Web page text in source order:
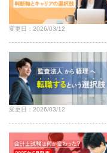
変更日：2026/03/12
変更日：2026/03/12